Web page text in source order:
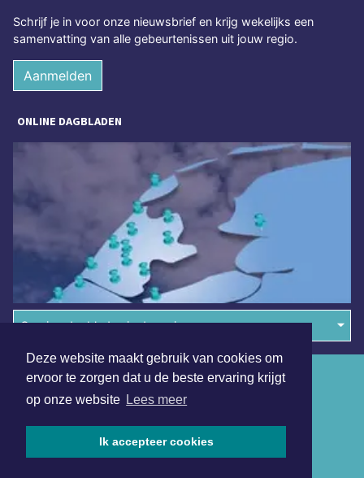
Deze website maakt gebruik van cookies om
ervoor te zorgen dat u de beste ervaring krijgt
op onze website Lees meer
Ik accepteer cookies
Schrijf je in voor onze nieuwsbrief en krijg wekelijks een
samenvatting van alle gebeurtenissen uit jouw regio.
Aanmelden
ONLINE DAGBLADEN
Overige dagbladen in de regio
Algemene voorwaarden
Disclaimer